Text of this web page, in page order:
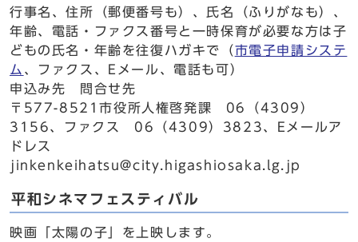
行事名、住所（郵便番号も）、氏名（ふりがなも）、
年齢、電話・ファクス番号と一時保育が必要な方は子
どもの氏名・年齢を往復ハガキで（市電子申請システ
ム 、ファクス、Eメール、電話も可）
申込み先 問合せ先
〒577-8521市役所人権啓発課 06（4309）
3156、ファクス 06（4309）3823、Eメールア
ドレス
jinkenkeihatsu@city.higashiosaka.lg.jp
平和シネマフェスティバル
映画「太陽の子」を上映します。